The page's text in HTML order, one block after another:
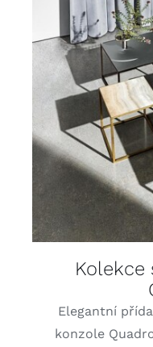
Kolekce
Elegantní
konzole